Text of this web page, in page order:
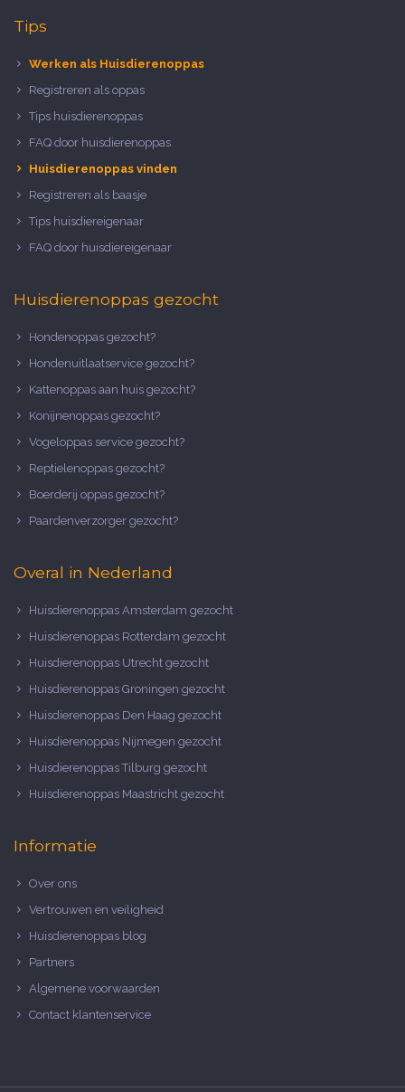
Tips
Werken als Huisdierenoppas
Registreren als oppas
Tips huisdierenoppas
FAQ door huisdierenoppas
Huisdierenoppas vinden
Registreren als baasje
Tips huisdiereigenaar
FAQ door huisdiereigenaar
Huisdierenoppas gezocht
Hondenoppas gezocht?
Hondenuitlaatservice gezocht?
Kattenoppas aan huis gezocht?
Konijnenoppas gezocht?
Vogeloppas service gezocht?
Reptielenoppas gezocht?
Boerderij oppas gezocht?
Paardenverzorger gezocht?
Overal in Nederland
Huisdierenoppas Amsterdam gezocht
Huisdierenoppas Rotterdam gezocht
Huisdierenoppas Utrecht gezocht
Huisdierenoppas Groningen gezocht
Huisdierenoppas Den Haag gezocht
Huisdierenoppas Nijmegen gezocht
Huisdierenoppas Tilburg gezocht
Huisdierenoppas Maastricht gezocht
Informatie
Over ons
Vertrouwen en veiligheid
Huisdierenoppas blog
Partners
Algemene voorwaarden
Contact klantenservice